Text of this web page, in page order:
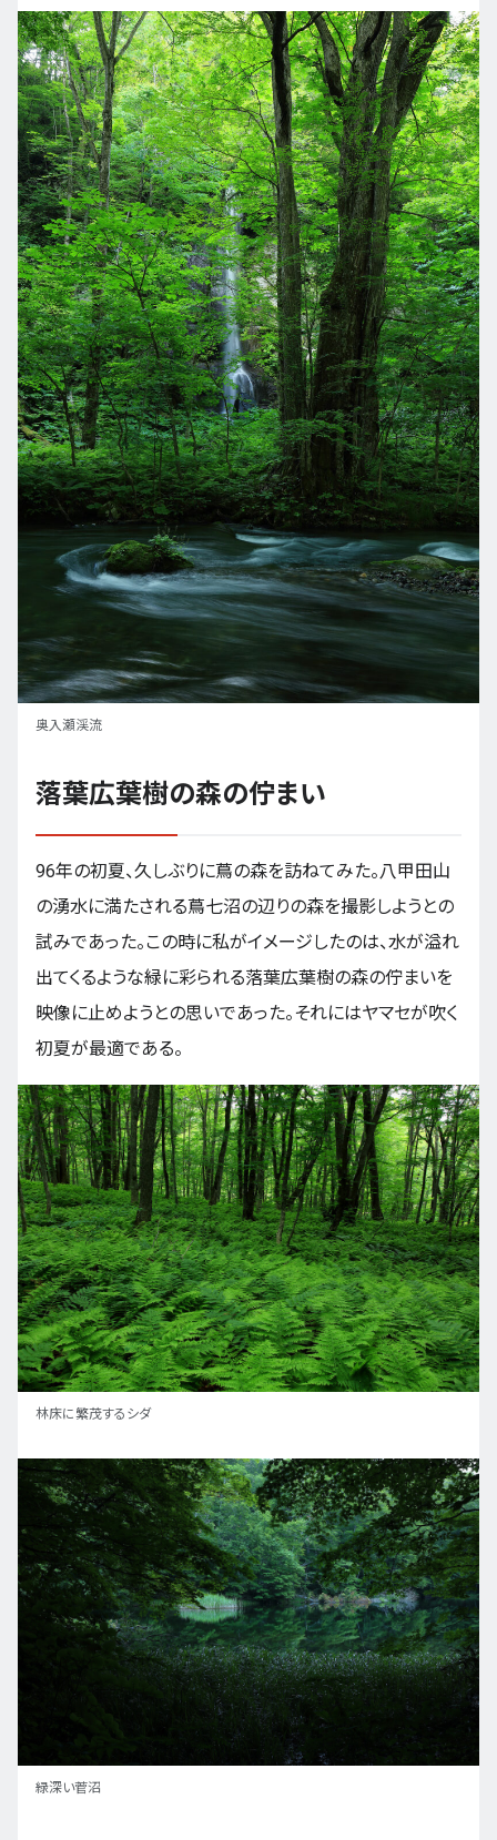
奥入瀬渓流
落葉広葉樹の森の佇まい
96年の初夏、久しぶりに蔦の森を訪ねてみた。八甲田山
の湧水に満たされる蔦七沼の辺りの森を撮影しようとの
試みであった。この時に私がイメージしたのは、水が溢れ
出てくるような緑に彩られる落葉広葉樹の森の佇まいを
映像に止めようとの思いであった。それにはヤマセが吹く
初夏が最適である。
林床に繁茂するシダ
緑深い菅沼